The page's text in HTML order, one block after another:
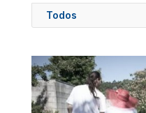
Todos